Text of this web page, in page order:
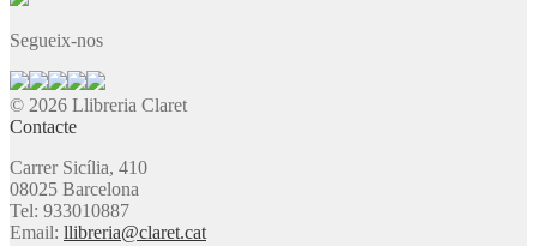
Segueix-nos
© 2026 Llibreria Claret
Contacte
Carrer Sicília, 410
08025 Barcelona
Tel: 933010887
Email: llibreria@claret.cat